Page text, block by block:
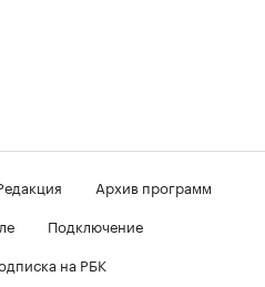
Архив программ
Подключение
на РБК